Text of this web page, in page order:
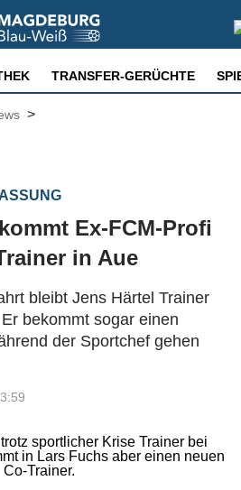
TRANSFER-GERÜCHTE
>
Ex-FCM-Profi
in Aue
bleibt Jens Härtel Trainer
bekommt sogar einen
der Sportchef gehen